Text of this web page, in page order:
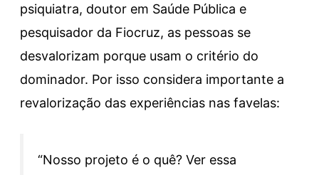
psiquiatra, doutor em Saúde Pública e
pesquisador da Fiocruz, as pessoas se
desvalorizam porque usam o critério do
dominador. Por isso considera importante a
revalorização das experiências nas favelas:
“Nosso projeto é o quê? Ver essa